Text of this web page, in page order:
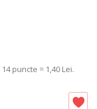
14 puncte = 1,40 Lei.